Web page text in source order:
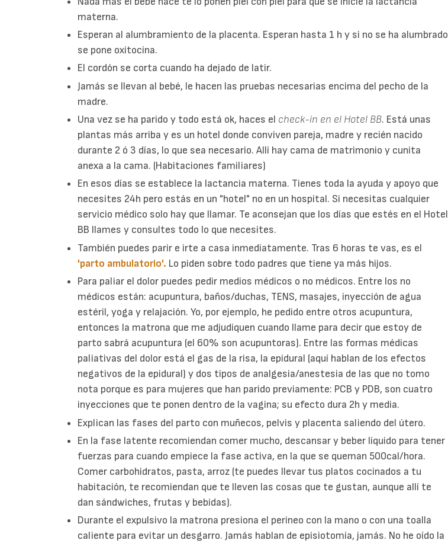
materna.
Esperan al alumbramiento de la placenta. Esperan hasta 1 h y si no se ha alumbrado
se pone oxitocina.
El cordón se corta cuando ha dejado de latir.
Jamás se llevan al bebé, le hacen las pruebas necesarias encima del pecho de la
madre.
Una vez se ha parido y todo está ok, haces el check-in en el Hotel BB. Está unas
plantas más arriba y es un hotel donde conviven pareja, madre y recién nacido
durante 2 ó 3 días, lo que sea necesario. Allí hay cama de matrimonio y cunita
anexa a la cama. (Habitaciones familiares)
En esos días se establece la lactancia materna. Tienes toda la ayuda y apoyo que
necesites 24h pero estás en un "hotel" no en un hospital. Si necesitas cualquier
servicio médico solo hay que llamar. Te aconsejan que los días que estés en el Hotel
BB llames y consultes todo lo que necesites.
También puedes parir e irte a casa inmediatamente. Tras 6 horas te vas, es el
'parto ambulatorio'. Lo piden sobre todo padres que tiene ya más hijos.
Para paliar el dolor puedes pedir medios médicos o no médicos. Entre los no
médicos están: acupuntura, baños/duchas, TENS, masajes, inyección de agua
estéril, yoga y relajación. Yo, por ejemplo, he pedido entre otros acupuntura,
entonces la matrona que me adjudiquen cuando llame para decir que estoy de
parto sabrá acupuntura (el 60% son acupuntoras). Entre las formas médicas
paliativas del dolor está el gas de la risa, la epidural (aquí hablan de los efectos
negativos de la epidural) y dos tipos de analgesia/anestesia de las que no tomo
nota porque es para mujeres que han parido previamente: PCB y PDB, son cuatro
inyecciones que te ponen dentro de la vagina; su efecto dura 2h y media.
Explican las fases del parto con muñecos, pelvis y placenta saliendo del útero.
En la fase latente recomiendan comer mucho, descansar y beber líquido para tener
fuerzas para cuando empiece la fase activa, en la que se queman 500cal/hora.
Comer carbohidratos, pasta, arroz (te puedes llevar tus platos cocinados a tu
habitación, te recomiendan que te lleven las cosas que te gustan, aunque allí te
dan sándwiches, frutas y bebidas).
Durante el expulsivo la matrona presiona el perineo con la mano o con una toalla
caliente para evitar un desgarro. Jamás hablan de episiotomía, jamás. No he oído la